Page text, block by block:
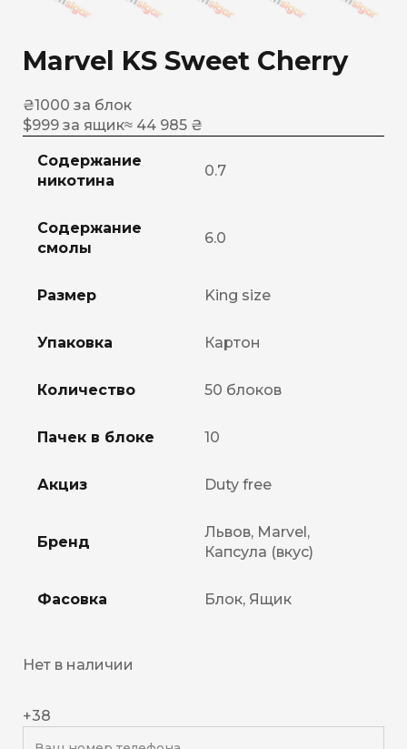
Marvel KS Sweet Cherry
₴1000 за блок
$999 за ящик≈ 44 985 ₴
Содержание
никотина
0.7
Содержание
смолы
6.0
Размер King size
Упаковка Картон
Количество 50 блоков
Пачек в блоке 10
Акциз Duty free
Бренд
Львов, Marvel,
Капсула (вкус)
Фасовка Блок, Ящик
Нет в наличии
+38